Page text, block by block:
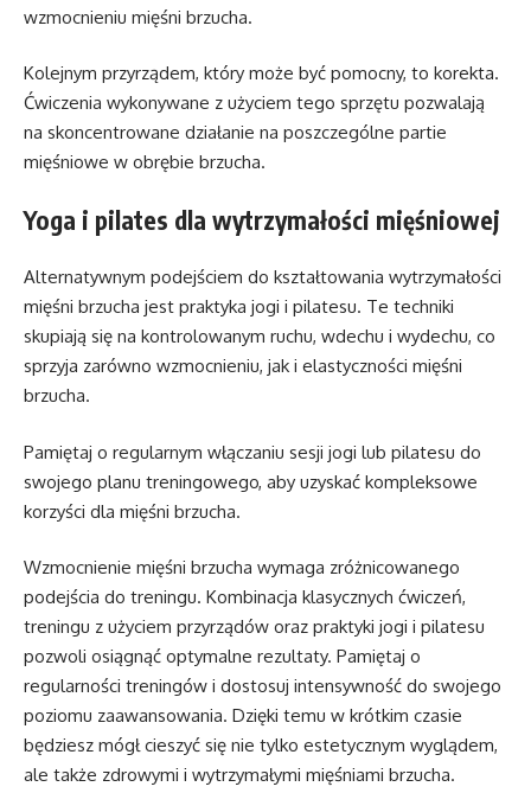
wzmocnieniu mięśni brzucha.
Kolejnym przyrządem, który może być pomocny, to korekta.
Ćwiczenia wykonywane z użyciem tego sprzętu pozwalają
na skoncentrowane działanie na poszczególne partie
mięśniowe w obrębie brzucha.
Yoga i pilates dla wytrzymałości mięśniowej
Alternatywnym podejściem do kształtowania wytrzymałości
mięśni brzucha jest praktyka jogi i pilatesu. Te techniki
skupiają się na kontrolowanym ruchu, wdechu i wydechu, co
sprzyja zarówno wzmocnieniu, jak i elastyczności mięśni
brzucha.
Pamiętaj o regularnym włączaniu sesji jogi lub pilatesu do
swojego planu treningowego, aby uzyskać kompleksowe
korzyści dla mięśni brzucha.
Wzmocnienie mięśni brzucha wymaga zróżnicowanego
podejścia do treningu. Kombinacja klasycznych ćwiczeń,
treningu z użyciem przyrządów oraz praktyki jogi i pilatesu
pozwoli osiągnąć optymalne rezultaty. Pamiętaj o
regularności treningów i dostosuj intensywność do swojego
poziomu zaawansowania. Dzięki temu w krótkim czasie
będziesz mógł cieszyć się nie tylko estetycznym wyglądem,
ale także zdrowymi i wytrzymałymi mięśniami brzucha.